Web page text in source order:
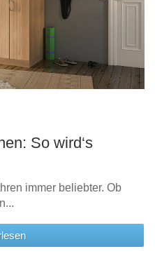
So wird‘s
immer beliebter. Ob